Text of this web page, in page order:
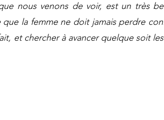
nous venons de voir, est un très
la femme ne doit jamais perdre
et chercher à avancer quelque soit